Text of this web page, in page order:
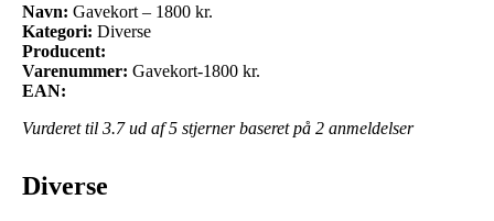
Navn: Gavekort – 1800 kr.
Kategori: Diverse
Producent:
Varenummer: Gavekort-1800 kr.
EAN:
Vurderet til 3.7ud af 5 stjerner baseret på 2 anmeldelser
Diverse